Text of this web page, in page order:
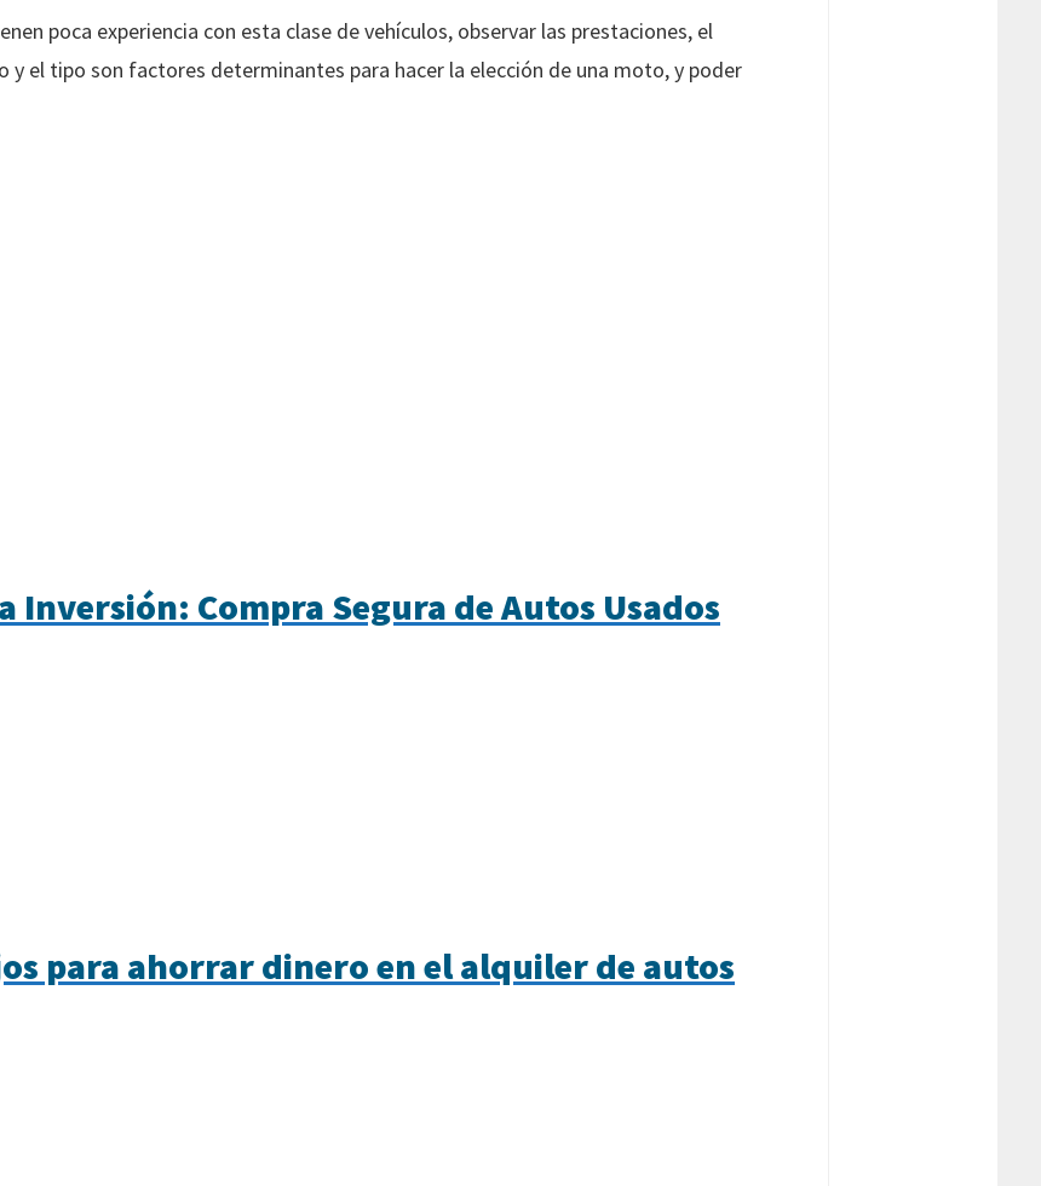
poca experiencia con esta clase de vehículos, observar las prestaciones, el
el tipo son factores determinantes para hacer la elección de una moto, y poder
Inversión: Compra Segura de Autos Usados
para ahorrar dinero en el alquiler de autos